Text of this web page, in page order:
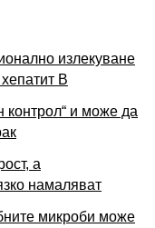
излекуване
B
контрол“ и може да
а
намаляват
микроби може